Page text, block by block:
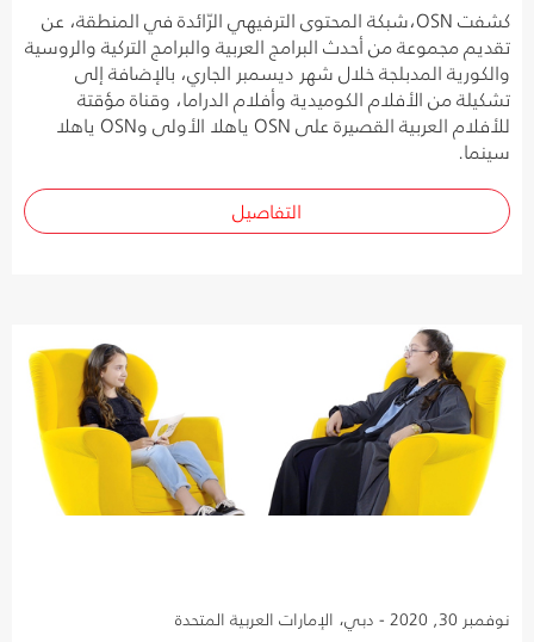
كشفت OSN،شبكة المحتوى الترفيهي الرّائدة في المنطقة، عن
تقديم مجموعة من أحدث البرامج العربية والبرامج التركية والروسية
والكورية المدبلجة خلال شهر ديسمبر الجاري، بالإضافة إلى
تشكيلة من الأفلام الكوميدية وأفلام الدراما، وقناة مؤقتة
للأفلام العربية القصيرة على OSN ياهلا الأولى وOSN ياهلا
سينما.
التفاصيل
نوفمبر 30, 2020 - دبي، الإمارات العربية المتحدة